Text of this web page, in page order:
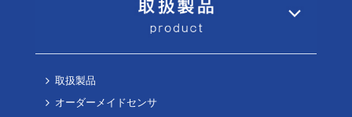
取扱製品
オーダーメイドセンサ